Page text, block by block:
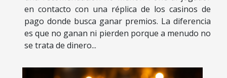
en contacto con una réplica de los casinos de
pago donde busca ganar premios. La diferencia
es que no ganan ni pierden porque a menudo no
se trata de dinero...